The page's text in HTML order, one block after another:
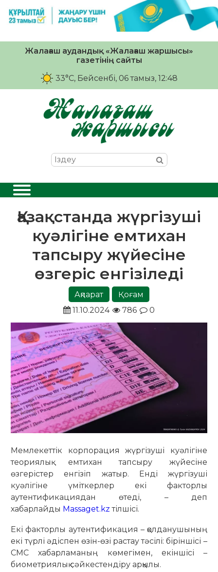
Жалағаш аудандық «Жалағаш жаршысы»
газетінің сайты
33°C, Бейсенбі, 06 тамыз, 12:48
Қазақстанда жүргізуші
куәлігіне емтихан
тапсыру жүйесіне
өзгеріс енгізіледі
Ақпарат
Қоғам
11.10.2024
786 0
Мемлекеттік корпорация жүргізуші куәлігіне
теориялық емтихан тапсыру жүйесіне
өзгерістер енгізіп жатыр. Енді жүргізуші
куәлігіне үміткерлер екі факторлы
аутентификациядан өтеді, – деп
хабарлайды Massaget.kz тілшісі.
Екі факторлы аутентификация – қолданушының
екі түрлі әдіспен өзін-өзі растау тәсілі: біріншісі –
СМС хабарламаның көмегімен, екіншісі –
биометриялық сәйкестендіру арқылы.